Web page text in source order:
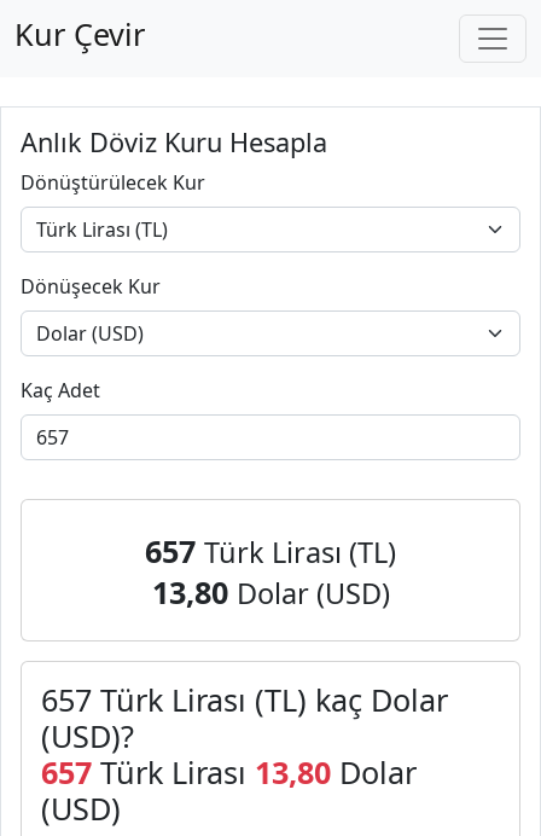
Kur Çevir
Anlık Döviz Kuru Hesapla
Dönüştürülecek Kur
Dönüşecek Kur
Kaç Adet
657 Türk Lirası (TL)
13,80 Dolar (USD)
657 Türk Lirası (TL) kaç Dolar
(USD)?
657 Türk Lirası 13,80 Dolar
(USD)